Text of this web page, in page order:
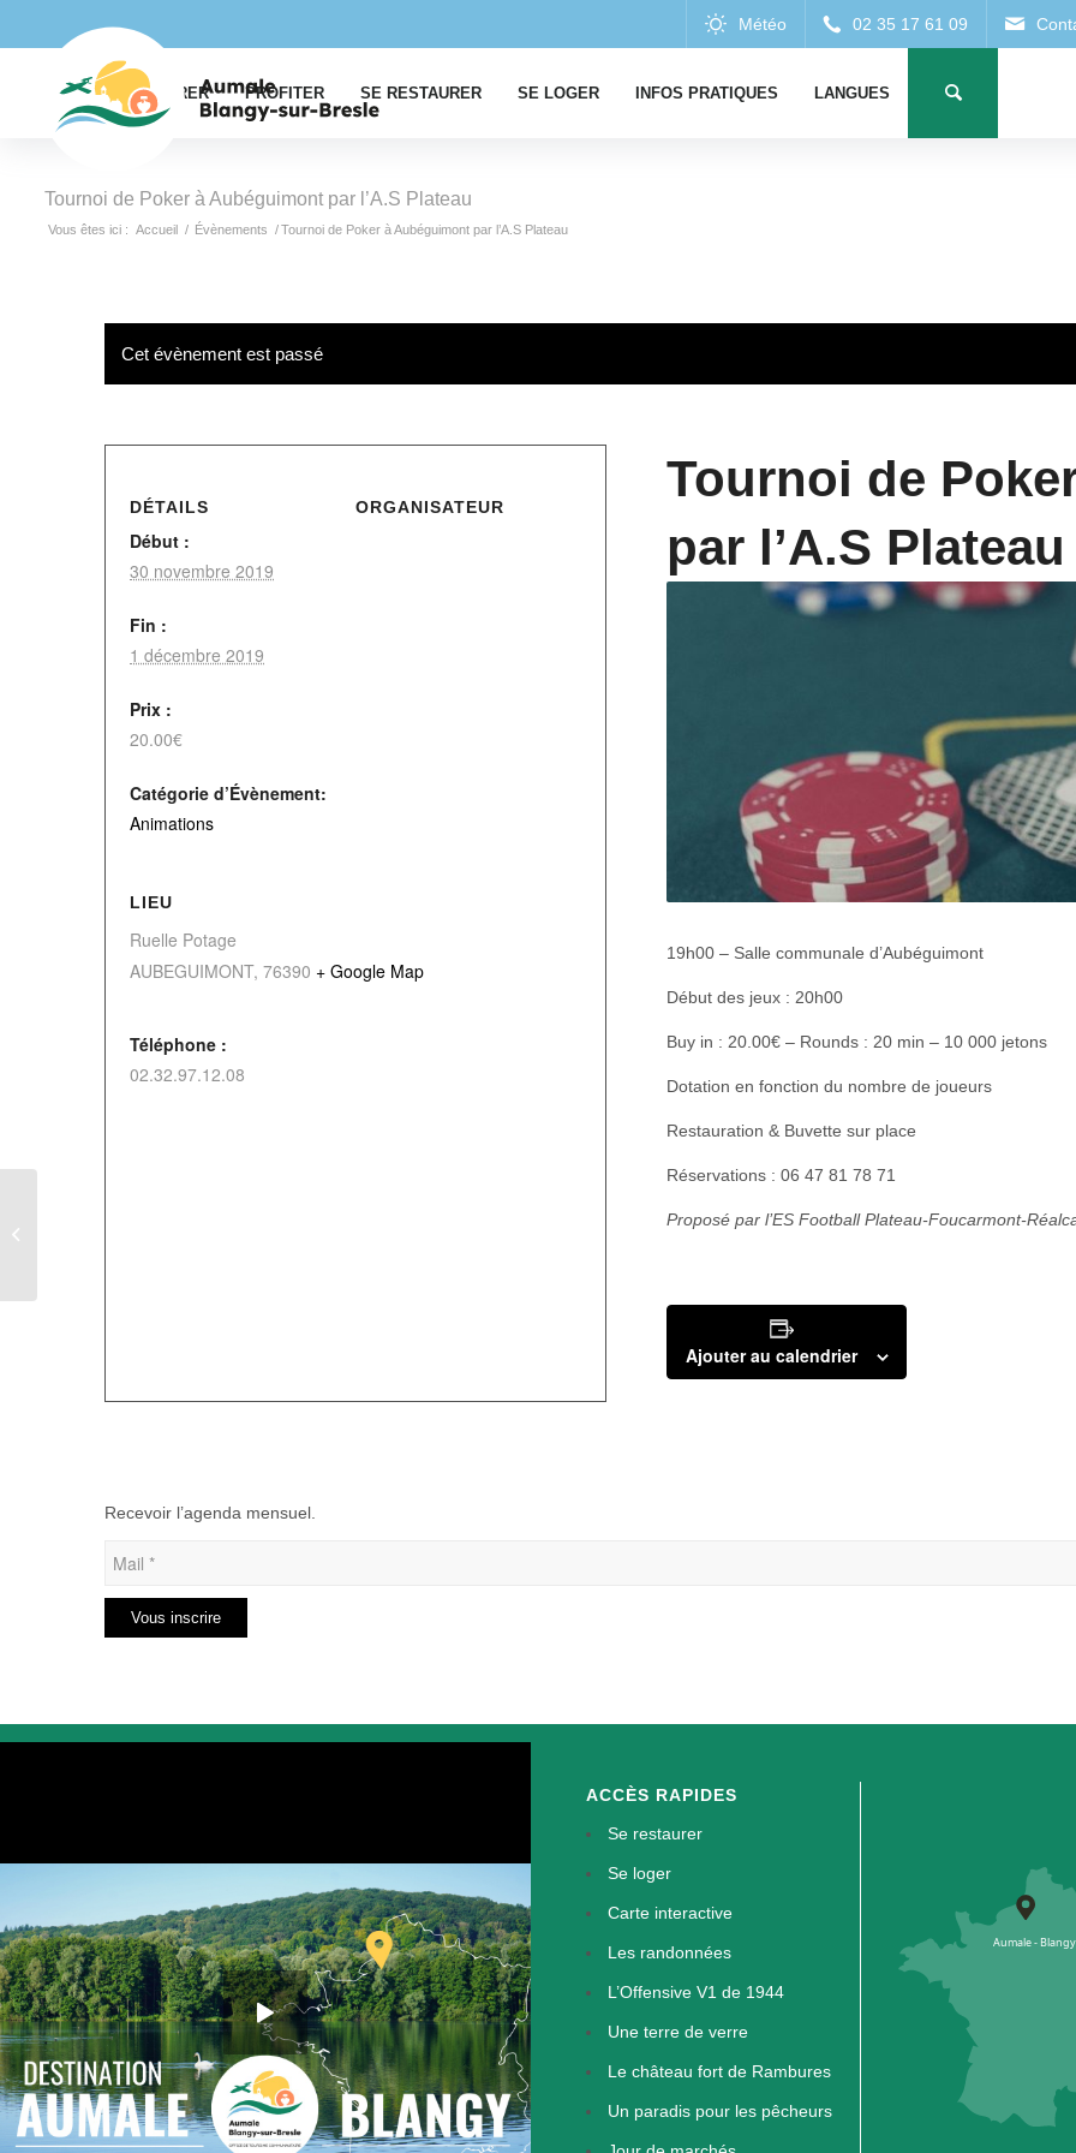
EXPLORER PROFITER SE RESTAURER SE LOGER INFOS PRATIQUES LANGUES
Tournoi de Poker à Aubéguimont par l’A.S Plateau
Vous êtes ici : Accueil / Évènements /Tournoi de Poker à Aubéguimont par l’A.S Plateau
Cet évènement est passé
Tournoi de
par l’A.S Plateau
19h00 – Salle communale d’Aubéguimont
Début des jeux : 20h00
Buy in : 20.00€ – Rounds : 20 min – 10 000 jetons
Dotation en fonction du nombre de joueurs
Restauration & Buvette sur place
Réservations : 06 47 81 78 71
Proposé par l’ES Football Plateau-Foucarmont-
Ajouter au calendrier
DÉTAILS
Début :
30 novembre 2019
Fin :
1 décembre 2019
Prix :
20.00€
Catégorie d’Évènement:
Animations
ORGANISATEUR
LIEU
Ruelle Potage
AUBEGUIMONT, 76390 + Google Map
Téléphone :
02.32.97.12.08
Recevoir l’agenda mensuel.
ACCÈS RAPIDES
Se restaurer
Se loger
Carte interactive
Les randonnées
L’Offensive V1 de 1944
Une terre de verre
Le château fort de Rambures
Un paradis pour les pêcheurs